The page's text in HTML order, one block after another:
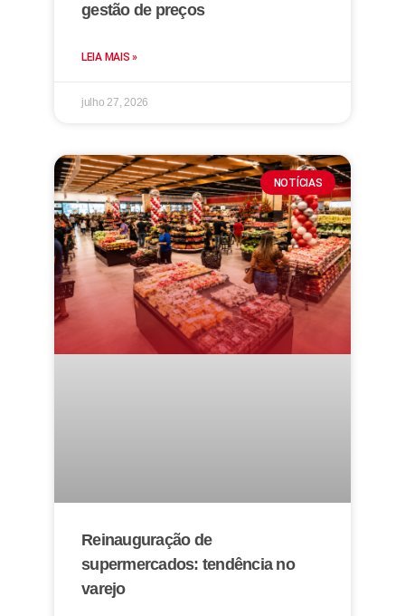
gestão de preços
LEIA MAIS »
julho 27, 2026
NOTÍCIAS
Reinauguração de
supermercados: tendência no
varejo